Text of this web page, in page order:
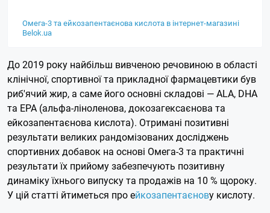
Омега-3 та ейкозапентаєнова кислота в інтернет-магазині
Belok.ua
До 2019 року найбільш вивченою речовиною в області
клінічної, спортивної та прикладної фармацевтики був
риб'ячий жир, а саме його основні складові — ALA, DHA
та EPA (альфа-ліноленова, докозагексаєнова та
ейкозапентаєнова кислота). Отримані позитивні
результати великих рандомізованих досліджень
спортивних добавок на основі Омега-3 та практичні
результати їх прийому забезпечують позитивну
динаміку їхнього випуску та продажів на 10 % щороку.
У цій статті йтиметься проейкозапентаєнову кислоту.